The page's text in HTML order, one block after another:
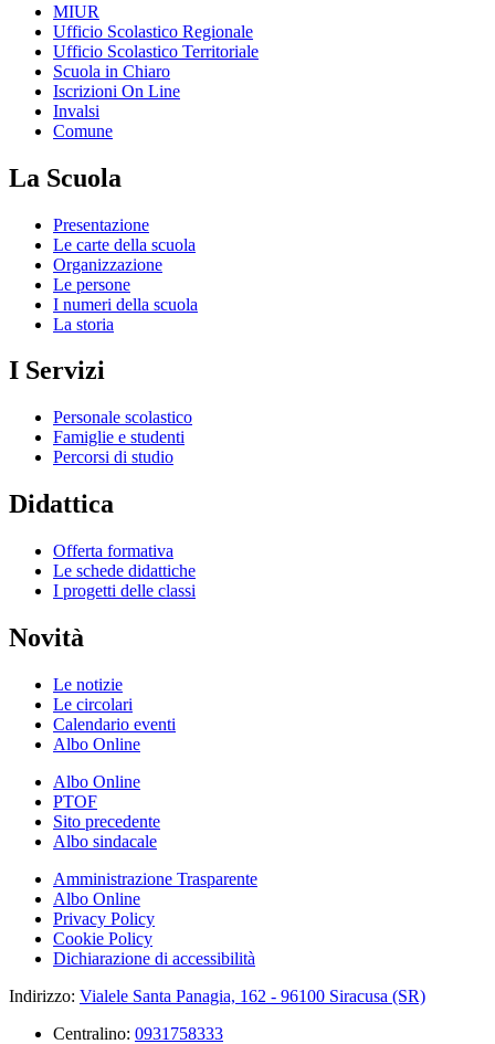
MIUR
Ufficio Scolastico Regionale
Ufficio Scolastico Territoriale
Scuola in Chiaro
Iscrizioni On Line
Invalsi
Comune
La Scuola
Presentazione
Le carte della scuola
Organizzazione
Le persone
I numeri della scuola
La storia
I Servizi
Personale scolastico
Famiglie e studenti
Percorsi di studio
Didattica
Offerta formativa
Le schede didattiche
I progetti delle classi
Novità
Le notizie
Le circolari
Calendario eventi
Albo Online
Albo Online
PTOF
Sito precedente
Albo sindacale
Amministrazione Trasparente
Albo Online
Privacy Policy
Cookie Policy
Dichiarazione di accessibilità
Indirizzo: Vialele Santa Panagia, 162 - 96100 Siracusa (SR)
Centralino: 0931758333